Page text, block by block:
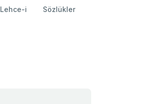
Lehce-i Sözlükler